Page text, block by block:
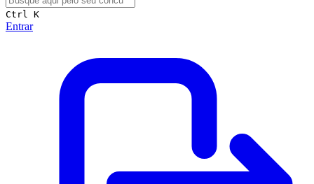
Ctrl K
Entrar